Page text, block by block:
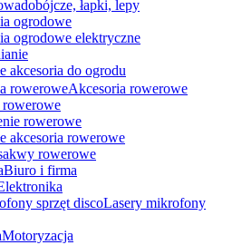
łapki, lepy
ogrodowe
ogrodowe elektryczne
akcesoria do ogrodu
Akcesoria rowerowe
rowerowe
akcesoria rowerowe
rowerowe
Biuro i firma
Lasery mikrofony
Motoryzacja